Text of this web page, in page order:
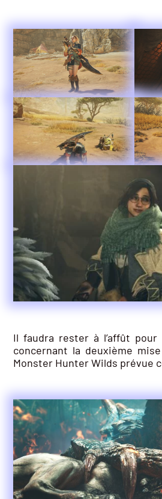
Il faudra rester à l’affût pour
concernant la deuxième
Monster Hunter Wilds prévue